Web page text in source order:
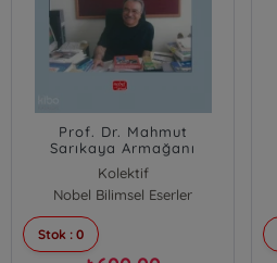
Prof. Dr. Mahmut
Sarıkaya Armağanı
Kolektif
Nobel Bilimsel Eserler
Stok : 0